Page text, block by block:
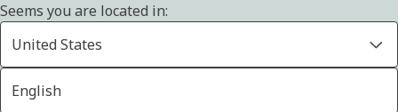
Seems you are located in:
United States
English